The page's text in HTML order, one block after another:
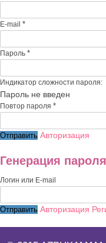
E-mail *
Пароль *
Индикатор сложности пароля:
Пароль не введен
Повтор пароля *
Авторизация
Генерация пароля
Логин или E-mail
Авторизация